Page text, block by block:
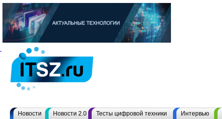
Новости Новости 2.0 Тесты цифровой техники Интервью